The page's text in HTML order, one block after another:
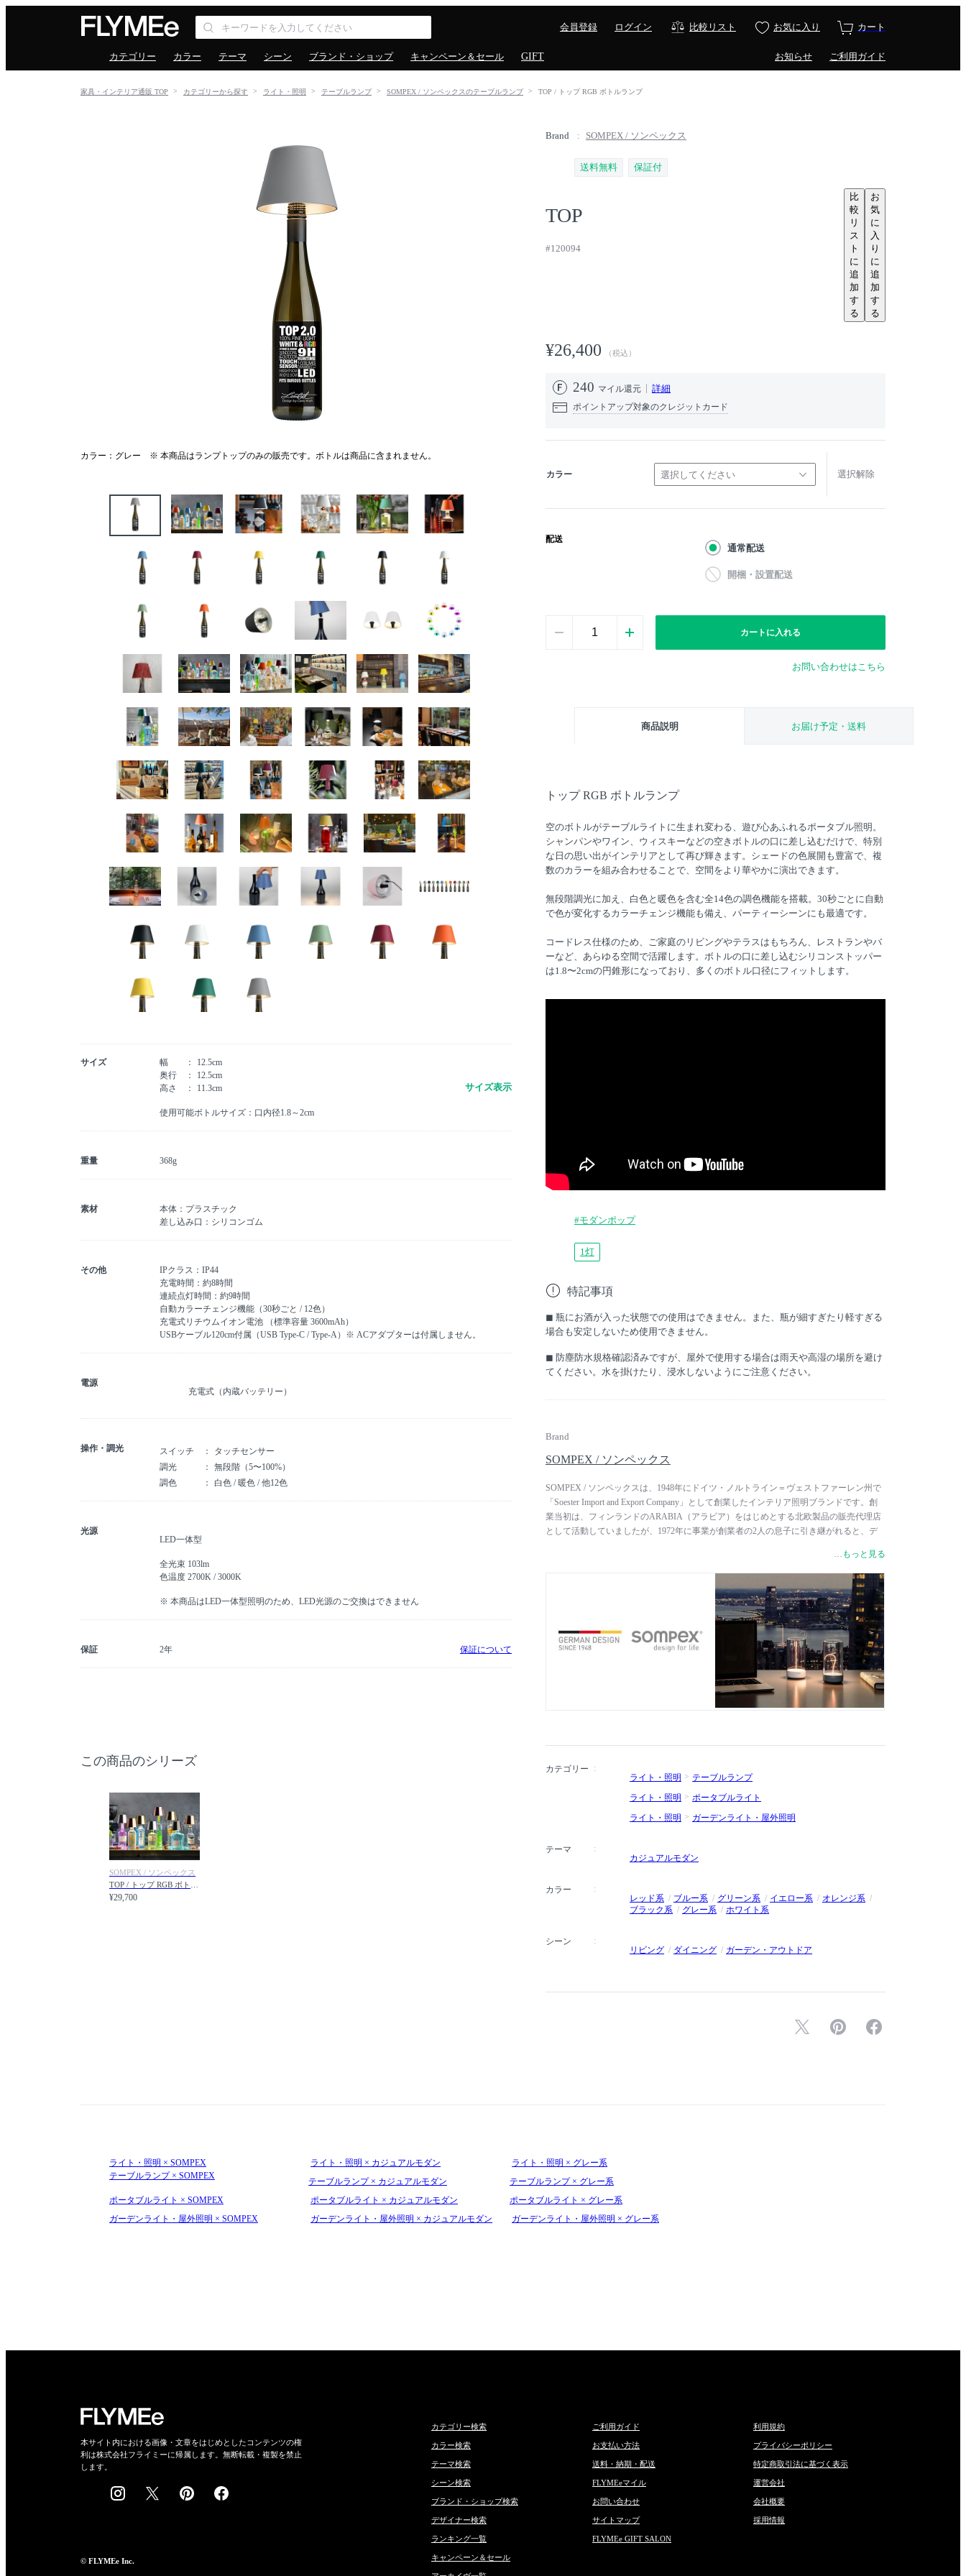
会員登録 ログイン 比較リスト お気に入り カート
カテゴリー カラー テーマ シーン ブランド・ショップ キャンペーン＆セール GIFT お知らせ ご利用ガイド
家具・インテリア通販 TOP カテゴリーから探す ライト・照明 テーブルランプ SOMPEX / ソンペックスのテーブルランプ TOP / トップ RGB ボトルランプ
Brand SOMPEX / ソンペックス
送料無料 保証付
TOP
#120094
比
較
リ
ス
ト
に
追
加
す
る
お
気
に
入
り
に
追
加
す
る
¥26,400 （税込）
240 マイル還元 詳細
ポイントアップ対象のクレジットカード
カラー 選択してください 選択解除
配送
通常配送
開梱・設置配送
カートに入れる
お問い合わせはこちら
商品説明 お届け予定・送料
トップ RGB ボトルランプ
空のボトルがテーブルライトに生まれ変わる、遊び心あふれるポータブル照明。
シャンパンやワイン、ウィスキーなどの空きボトルの口に差し込むだけで、特別
な日の思い出がインテリアとして再び輝きます。シェードの色展開も豊富で、複
数のカラーを組み合わせることで、空間をより華やかに演出できます。
無段階調光に加え、白色と暖色を含む全14色の調色機能を搭載。30秒ごとに自動
で色が変化するカラーチェンジ機能も備え、パーティーシーンにも最適です。
コードレス仕様のため、ご家庭のリビングやテラスはもちろん、レストランやバ
ーなど、あらゆる空間で活躍します。ボトルの口に差し込むシリコンストッパー
は1.8〜2cmの円錐形になっており、多くのボトル口径にフィットします。
#モダンポップ
1灯
特記事項
◼︎ 瓶にお酒が入った状態での使用はできません。また、瓶が細すぎたり軽すぎる
場合も安定しないため使用できません。
◼︎ 防塵防水規格確認済みですが、屋外で使用する場合は雨天や高湿の場所を避け
てください。水を掛けたり、浸水しないようにご注意ください。
Brand
SOMPEX / ソンペックス
SOMPEX / ソンペックスは、1948年にドイツ・ノルトライン＝ヴェストファーレン州で
「Soester Import and Export Company」として創業したインテリア照明ブランドです。創
業当初は、フィンランドのARABIA（アラビア）をはじめとする北欧製品の販売代理店
として活動していましたが、1972年に事業が創業者の2人の息子に引き継がれると、デ
た。現在では、自社ブランドの照明に加え、ESPRIT（エスプリ）、MUSTERRING（ム
スタリング）、LEONARDO（レオナルド）といった有力ライフスタイルブランドとも
協業し、オリジナル製品の開発・販売を行っています。中でも2012年以降は、世界的な
陶磁器ブランドであるVilleroy & Boch（ビレロイ ＆ ボッホ）のテーブルランプを手掛
け、世界中のラグジュアリーホテルや三つ星レストランなどに提供するなど、国際的な
評価も高まっています。
…もっと見る
カテゴリー
ライト・照明
テーブルランプ
ライト・照明
ポータブルライト
ライト・照明
ガーデンライト・屋外照明
テーマ
カジュアルモダン
カラー
レッド系
ブルー系 グリーン系 イエロー系
オレンジ系
ブラック系
グレー系 ホワイト系
シーン
リビング
ダイニング ガーデン・アウトドア
カラー：グレー ※ 本商品はランプトップのみの販売です。ボトルは商品に含まれません。
サイズ 幅
12.5cm
奥行
12.5cm
高さ
11.3cm
使用可能ボトルサイズ：口内径1.8～2cm
サイズ表示
重量 368g
素材
本体：プラスチック
差し込み口：シリコンゴム
その他
IPクラス：IP44
充電時間：約8時間
連続点灯時間：約9時間
自動カラーチェンジ機能（30秒ごと / 12色）
充電式リチウムイオン電池 （標準容量 3600mAh）
USBケーブル120cm付属（USB Type-C / Type-A）※ ACアダプターは付属しません。
電源
充電式（内蔵バッテリー）
操作・調光 スイッチ
タッチセンサー
調光
無段階（5〜100%）
調色
白色 / 暖色 / 他12色
光源
LED一体型
全光束 103lm
色温度 2700K / 3000K
※ 本商品はLED一体型照明のため、LED光源のご交換はできません
保証 2年 保証について
この商品のシリーズ
SOMPEX / ソンペックス
¥29,700
ライト・照明 × SOMPEX ライト・照明 × カジュアルモダン
ライト・照明 × グレー系
テーブルランプ × SOMPEX
テーブルランプ × カジュアルモダン
テーブルランプ × グレー系
ポータブルライト × SOMPEX
ポータブルライト × カジュアルモダン
ポータブルライト × グレー系
ガーデンライト・屋外照明 × SOMPEX
ガーデンライト・屋外照明 × カジュアルモダン ガーデンライト・屋外照明 × グレー系
本サイト内における画像・文章をはじめとしたコンテンツの権
利は株式会社フライミーに帰属します。無断転載・複製を禁止
します。
© FLYMEe Inc.
カテゴリー検索
カラー検索
テーマ検索
シーン検索
ブランド・ショップ検索
デザイナー検索
ランキング一覧
キャンペーン＆セール
ご利用ガイド
お支払い方法
送料・納期・配送
FLYMEeマイル
お問い合わせ
サイトマップ
FLYMEe GIFT SALON
利用規約
プライバシーポリシー
特定商取引法に基づく表示
運営会社
会社概要
採用情報